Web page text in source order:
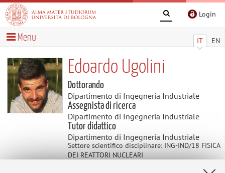
Login
IT EN
Menu
Edoardo Ugolini
Dottorando
Dipartimento di Ingegneria Industriale
Assegnista di ricerca
Dipartimento di Ingegneria Industriale
Tutor didattico
Dipartimento di Ingegneria Industriale
Settore scientifico disciplinare: ING-IND/18 FISICA
DEI REATTORI NUCLEARI